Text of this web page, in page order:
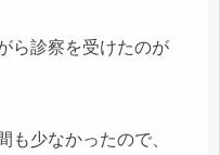
ら診察を受けたのが
も少なかったので、